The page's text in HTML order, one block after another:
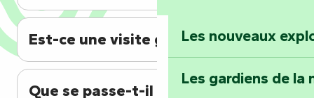
Faymoreau :
épopée minière
Les nouveaux
Les gardiens de la
Est-ce une visite guidée ?
Que se passe-t-il en cas de